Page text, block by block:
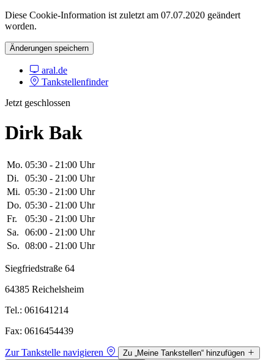
Diese Cookie-Information ist zuletzt am 07.07.2020 geändert
worden.
Änderungen speichern
aral.de
Tankstellenfinder
Jetzt geschlossen
Dirk Bak
Mo. 05:30 - 21:00 Uhr
Di.
05:30 - 21:00 Uhr
Mi. 05:30 - 21:00 Uhr
Do. 05:30 - 21:00 Uhr
Fr.
05:30 - 21:00 Uhr
Sa.
06:00 - 21:00 Uhr
So. 08:00 - 21:00 Uhr
Siegfriedstraße 64
64385 Reichelsheim
Tel.: 061641214
Fax: 0616454439
Zur Tankstelle navigieren
Zu „Meine Tankstellen“ hinzufügen